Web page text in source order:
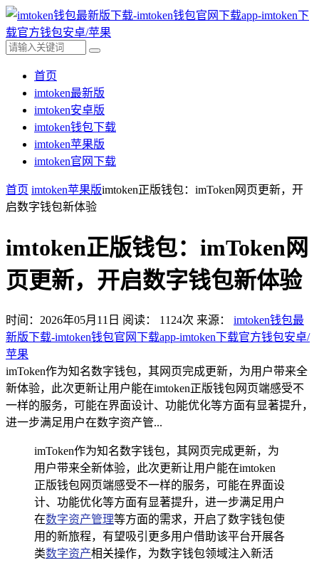
首页
imtoken最新版
imtoken安卓版
imtoken钱包下载
imtoken苹果版
imtoken官网下载
首页 imtoken苹果版imtoken正版钱包：imToken网页更新，开
启数字钱包新体验
imtoken正版钱包：imToken网
页更新，开启数字钱包新体验
时间：2026年05月11日 阅读： 1124次 来源： imtoken钱包最
新版下载-imtoken钱包官网下载app-imtoken下载官方钱包安卓/
苹果
imToken作为知名数字钱包，其网页完成更新，为用户带来全
新体验，此次更新让用户能在imtoken正版钱包网页端感受不
一样的服务，可能在界面设计、功能优化等方面有显著提升，
进一步满足用户在数字资产管...
imToken作为知名数字钱包，其网页完成更新，为
用户带来全新体验，此次更新让用户能在imtoken
正版钱包网页端感受不一样的服务，可能在界面设
计、功能优化等方面有显著提升，进一步满足用户
在数字资产管理等方面的需求，开启了数字钱包使
用的新旅程，有望吸引更多用户借助该平台开展各
类数字资产相关操作，为数字钱包领域注入新活